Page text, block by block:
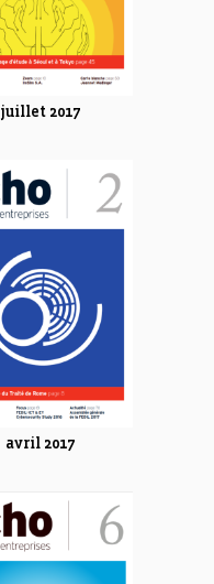
juillet 2017
avril 2017